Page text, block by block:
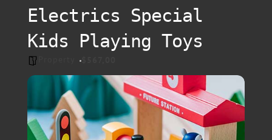
Electrics Special
Kids Playing Toys